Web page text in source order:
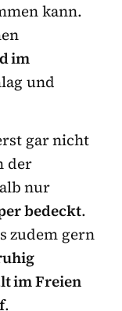
kann.
im
und
gar nicht
der
nur
bedeckt.
zudem gern
im Freien
.